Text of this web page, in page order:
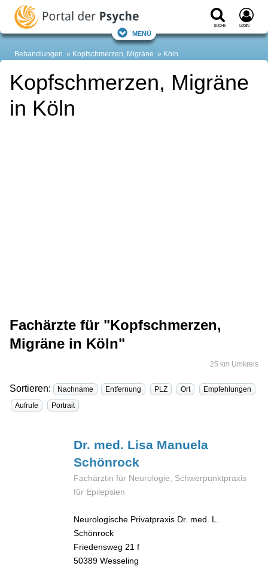
Suche Login
Menü
Behandlungen Kopfschmerzen, Migräne Köln
Kopfschmerzen, Migräne
in Köln
Fachärzte für "Kopfschmerzen,
Migräne in Köln"
25 km Umkreis
Sortieren: Nachname Entfernung PLZ Ort
Empfehlungen
Aufrufe
Portrait
Dr. med. Lisa Manuela
Schönrock
Fachärztin für Neurologie, Schwerpunktpraxis
für Epilepsien
Neurologische Privatpraxis Dr. med. L.
Schönrock
Friedensweg 21 f
50389 Wesseling